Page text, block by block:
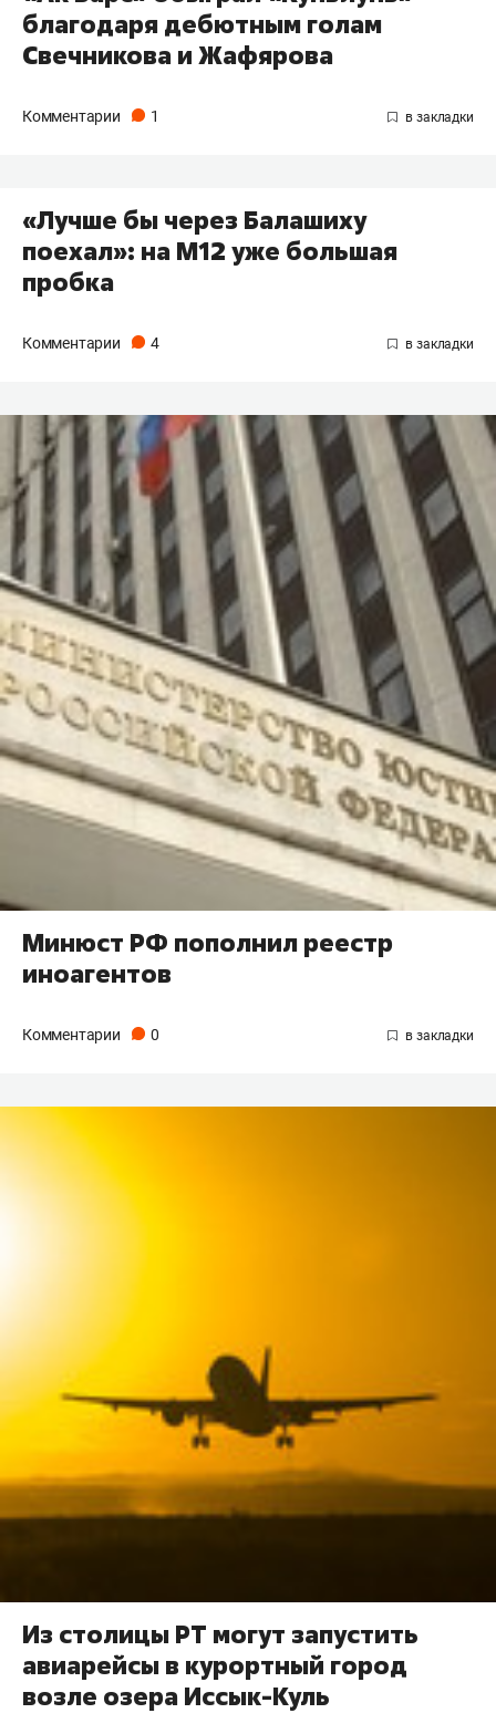
благодаря дебютным голам
Свечникова и Жафярова
Комментарии 1
​«Лучше бы через Балашиху
поехал»: на М12 уже большая
пробка
Комментарии 4
Минюст РФ пополнил реестр
иноагентов
Комментарии 0
Из столицы РТ могут запустить
авиарейсы в курортный город
возле озера Иссык-Куль